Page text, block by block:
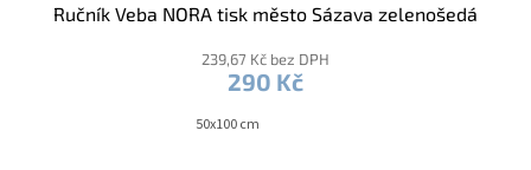
Ručník Veba NORA tisk město Sázava zelenošedá
239,67 Kč bez DPH
290 Kč
50x100 cm